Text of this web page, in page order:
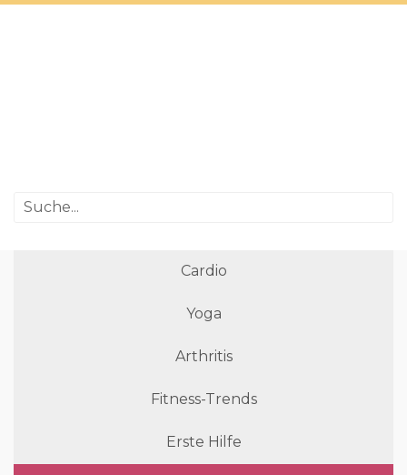
Cardio
Yoga
Arthritis
Fitness-Trends
Erste Hilfe